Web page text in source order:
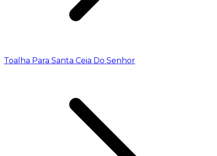
Toalha Para Santa Ceia Do Senhor